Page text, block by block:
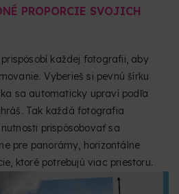
PROPORCIE SVOJICH
každej fotografii, aby
Vyberieš si pevnú šírku
sa automaticky upraví podľa
Tak každá fotografia
prispôsobovať sa
pre panorámy, horizontálne
ktoré potrebujú viac priestoru.